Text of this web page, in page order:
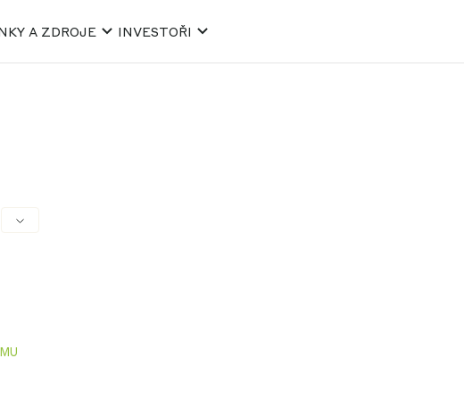
A ZDROJE INVESTOŘI